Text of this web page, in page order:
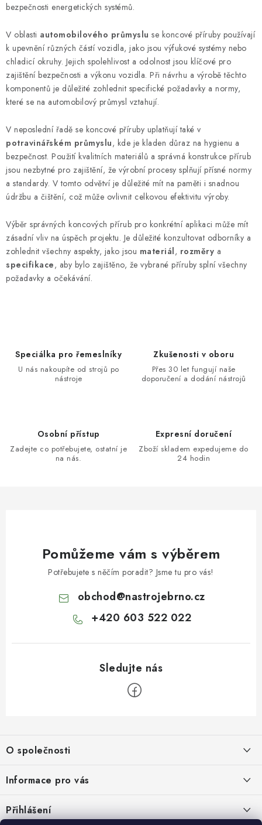
bezpečnosti energetických systémů.
V oblasti automobilového průmyslu se koncové příruby používají
k upevnění různých částí vozidla, jako jsou výfukové systémy nebo
chladicí okruhy. Jejich spolehlivost a odolnost jsou klíčové pro
zajištění bezpečnosti a výkonu vozidla. Při návrhu a výrobě těchto
komponentů je důležité zohlednit specifické požadavky a normy,
které se na automobilový průmysl vztahují.
V neposlední řadě se koncové příruby uplatňují také v
potravinářském průmyslu, kde je kladen důraz na hygienu a
bezpečnost. Použití kvalitních materiálů a správná konstrukce přírub
jsou nezbytné pro zajištění, že výrobní procesy splňují přísné normy
a standardy. V tomto odvětví je důležité mít na paměti i snadnou
údržbu a čištění, což může ovlivnit celkovou efektivitu výroby.
Výběr správných koncových přírub pro konkrétní aplikaci může mít
zásadní vliv na úspěch projektu. Je důležité konzultovat odborníky a
zohlednit všechny aspekty, jako jsou materiál, rozměry a
specifikace, aby bylo zajištěno, že vybrané příruby splní všechny
požadavky a očekávání.
Speciálka pro řemeslníky
U nás nakoupíte od strojů po
nástroje
Zkušenosti v oboru
Přes 30 let fungují naše
doporučení a dodání nástrojů
Osobní přístup
Zadejte co potřebujete, ostatní je
na nás.
Expresní doručení
Zboží skladem expedujeme do
24 hodin
Pomůžeme vám s výběrem
Potřebujete s něčím poradit? Jsme tu pro vás!
obchod@nastrojebrno.cz
+420 603 522 022
p
a
O společnosti
O nás
Recenze zákazníků
Informace pro vás
Obchodní podmínky
Přihlášení